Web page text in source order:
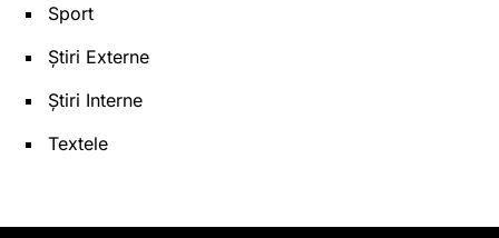
Sport
Știri Externe
Știri Interne
Textele